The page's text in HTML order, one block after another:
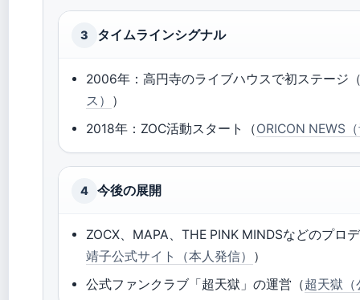
3 タイムラインシグナル
2006年：高円寺のライブハウスで初ステージ
ス） ）
2018年：ZOC活動スタート（ORICON NEWS
4 今後の展開
ZOCX、MAPA、THE PINK MINDSなどのプロ
靖子公式サイト（本人発信） ）
公式ファンクラブ「超天獄」の運営（超天獄